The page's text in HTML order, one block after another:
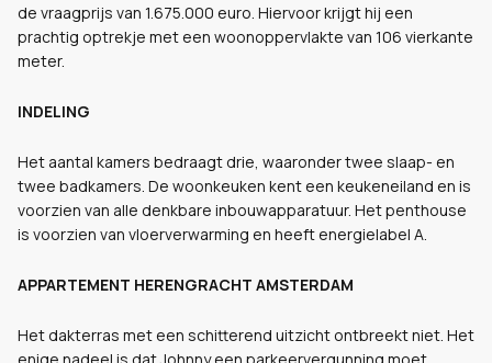
de vraagprijs van 1.675.000 euro. Hiervoor krijgt hij een
prachtig optrekje met een woonoppervlakte van 106 vierkante
meter.
INDELING
Het aantal kamers bedraagt drie, waaronder twee slaap- en
twee badkamers. De woonkeuken kent een keukeneiland en is
voorzien van alle denkbare inbouwapparatuur. Het penthouse
is voorzien van vloerverwarming en heeft energielabel A.
APPARTEMENT HERENGRACHT AMSTERDAM
Het dakterras met een schitterend uitzicht ontbreekt niet. Het